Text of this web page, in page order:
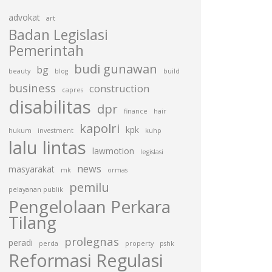
advokat art
Badan Legislasi
Pemerintah
beauty bg blog budi gunawan build
business capres construction
disabilitas dpr finance hair
hukum investment kapolri kpk kuhp
lalu lintas lawmotion legislasi
masyarakat mk news ormas
pelayanan publik pemilu
Pengelolaan Perkara
Tilang
peradi perda prolegnas property pshk
Reformasi Regulasi